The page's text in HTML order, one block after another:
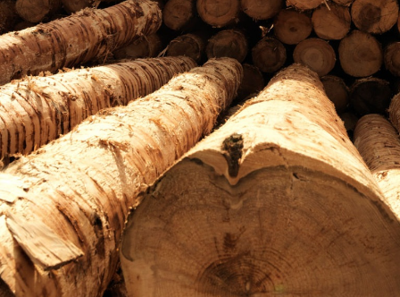
News und Medien
Kontakt
Suche
Deutsch